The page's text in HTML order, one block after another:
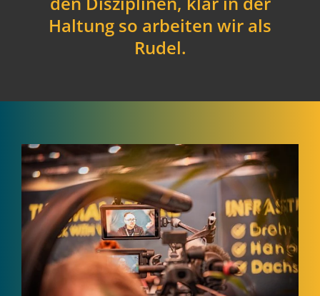
Haltung so arbeiten wir als
Rudel.